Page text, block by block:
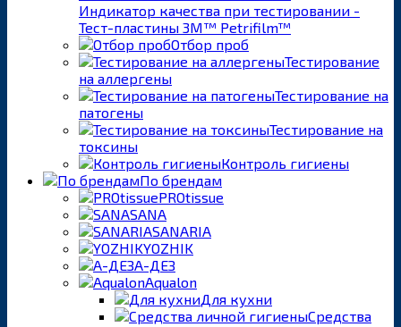
Индикатор качества при тестировании -
Тест-пластины 3M™ Petrifilm™
Отбор проб
Тестирование
на аллергены
Тестирование на
патогены
Тестирование на
токсины
Контроль гигиены
По брендам
PROtissue
SANA
SANARIA
YOZHIK
А-ДЕЗ
Aqualon
Для кухни
Средства